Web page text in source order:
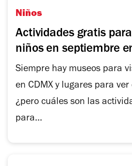
Niños
Actividades gratis
niños en septiembre
Siempre hay museos para
en CDMX y lugares para
¿pero cuáles son las
para...